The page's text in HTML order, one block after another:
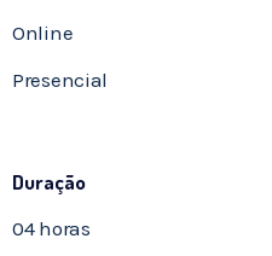
Online
Presencial
Duração
04 horas